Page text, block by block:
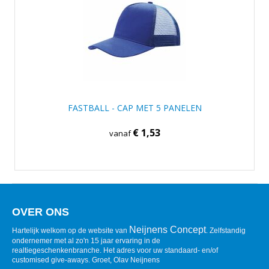
FASTBALL - CAP MET 5 PANELEN
vanaf€ 1,53
OVER ONS
Hartelijk welkom op de website van Neijnens Concept. Zelfstandig
ondernemer met al zo'n 15 jaar ervaring in de
realtiegeschenkenbranche. Het adres voor uw standaard- en/of
customised give-aways. Groet, Olav Neijnens